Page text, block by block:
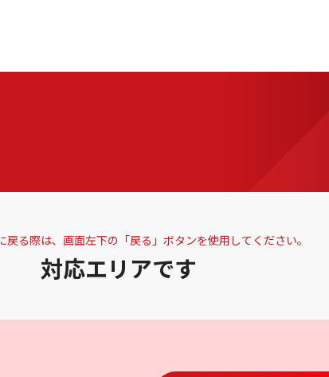
戻る際は、画面左下の「戻る」ボタンを使用してください。
対応エリアです